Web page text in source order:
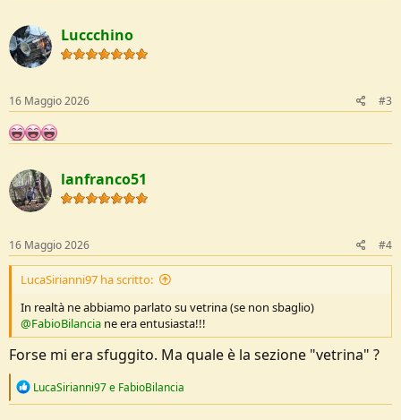
c
t
i
o
s
:
Luccchino
16 Maggio 2026 #3
lanfranco51
16 Maggio 2026 #4
LucaSirianni97 ha scritto:
In realtà ne abbiamo parlato su vetrina (se non sbaglio)
@FabioBilancia ne era entusiasta!!!
Forse mi era sfuggito. Ma quale è la sezione "vetrina" ?
RLucaSirianni97e FabioBilancia